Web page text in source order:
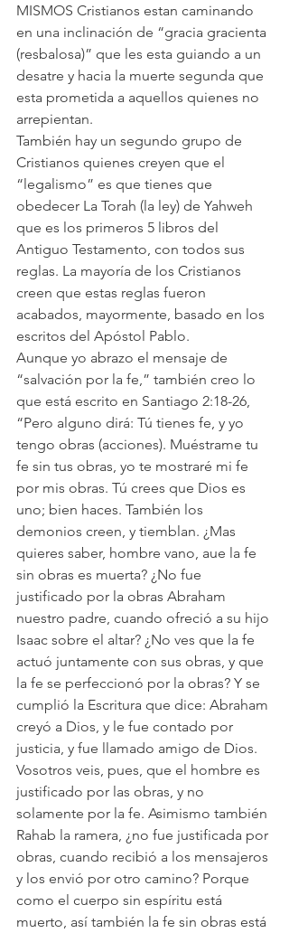
MISMOS Cristianos estan caminando
en una inclinación de “gracia gracienta
(resbalosa)” que les esta guiando a un
desatre y hacia la muerte segunda que
esta prometida a aquellos quienes no
arrepientan.
También hay un segundo grupo de
Cristianos quienes creyen que el
“legalismo” es que tienes que
obedecer La Torah (la ley) de Yahweh
que es los primeros 5 libros del
Antiguo Testamento, con todos sus
reglas. La mayoría de los Cristianos
creen que estas reglas fueron
acabados, mayormente, basado en los
escritos del Apóstol Pablo.
Aunque yo abrazo el mensaje de
“salvación por la fe,” también creo lo
que está escrito en Santiago 2:18-26,
“Pero alguno dirá: Tú tienes fe, y yo
tengo obras (acciones). Muéstrame tu
fe sin tus obras, yo te mostraré mi fe
por mis obras. Tú crees que Dios es
uno; bien haces. También los
demonios creen, y tiemblan. ¿Mas
quieres saber, hombre vano, aue la fe
sin obras es muerta? ¿No fue
justificado por la obras Abraham
nuestro padre, cuando ofreció a su hijo
Isaac sobre el altar? ¿No ves que la fe
actuó juntamente con sus obras, y que
la fe se perfeccionó por la obras? Y se
cumplió la Escritura que dice: Abraham
creyó a Dios, y le fue contado por
justicia, y fue llamado amigo de Dios.
Vosotros veis, pues, que el hombre es
justificado por las obras, y no
solamente por la fe. Asimismo también
Rahab la ramera, ¿no fue justificada por
obras, cuando recibió a los mensajeros
y los envió por otro camino? Porque
como el cuerpo sin espíritu está
muerto, así también la fe sin obras está